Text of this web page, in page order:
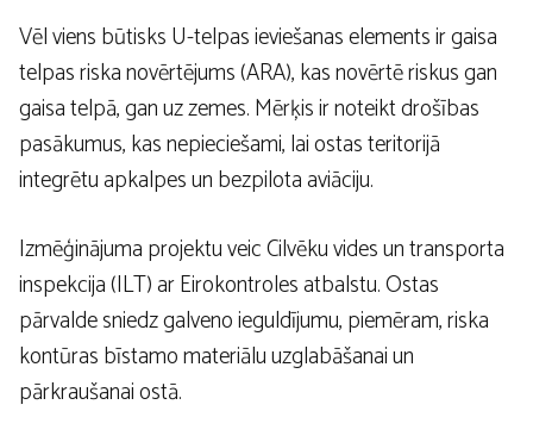
Vēl viens būtisks U-telpas ieviešanas elements ir gaisa
telpas riska novērtējums (ARA), kas novērtē riskus gan
gaisa telpā, gan uz zemes. Mērķis ir noteikt drošības
pasākumus, kas nepieciešami, lai ostas teritorijā
integrētu apkalpes un bezpilota aviāciju.
Izmēģinājuma projektu veic Cilvēku vides un transporta
inspekcija (ILT) ar Eirokontroles atbalstu. Ostas
pārvalde sniedz galveno ieguldījumu, piemēram, riska
kontūras bīstamo materiālu uzglabāšanai un
pārkraušanai ostā.